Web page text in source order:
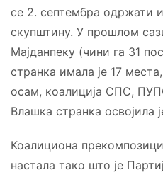
се 2. септембра одржати
скупштину. У прошлом
Мајданпеку (чини га 31
странка имала је 17
осам, коалиција СПС,
Влашка странка освојила
Коалициона
настала тако што је